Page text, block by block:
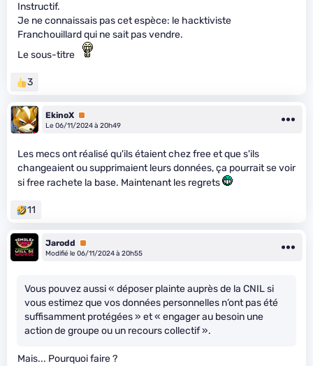
Instructif.
Je ne connaissais pas cet espèce: le hacktiviste
Franchouillard qui ne sait pas vendre.
Le sous-titre
3
EkinoX Premium
Le 06/11/2024 à 20h49
Les mecs ont réalisé qu'ils étaient chez free et que s'ils
changeaient ou supprimaient leurs données, ça pourrait se voir
si free rachete la base. Maintenant les regrets
11
Jarodd
Premium
Modifié le 06/11/2024 à 20h55
Vous pouvez aussi « déposer plainte auprès de la CNIL si
vous estimez que vos données personnelles n’ont pas été
suffisamment protégées » et « engager au besoin une
action de groupe ou un recours collectif ».
Mais... Pourquoi faire ?